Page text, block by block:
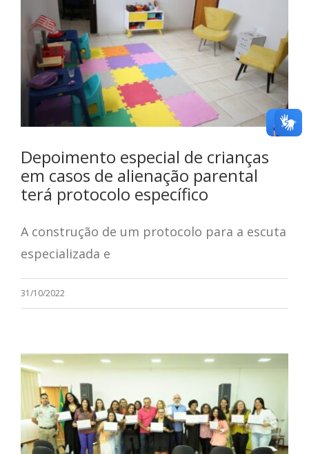
Depoimento especial de crianças
em casos de alienação parental
terá protocolo específico
A construção de um protocolo para a escuta
especializada e
31/10/2022
teste